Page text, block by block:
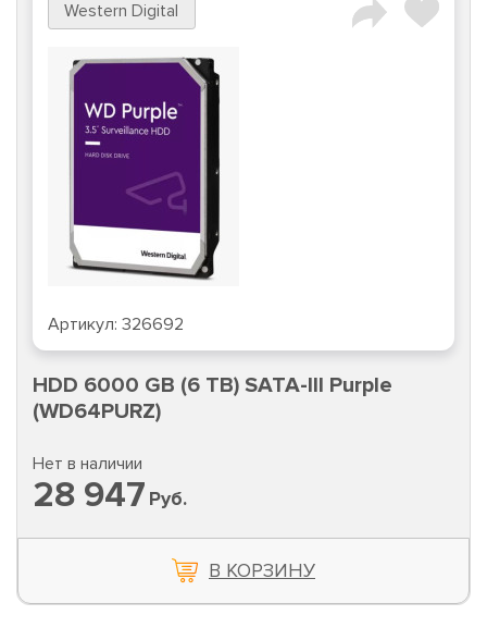
Western Digital
Артикул: 326692
HDD 6000 GB (6 TB) SATA-III Purple
(WD64PURZ)
Нет в наличии
28 947 Руб.
В КОРЗИНУ